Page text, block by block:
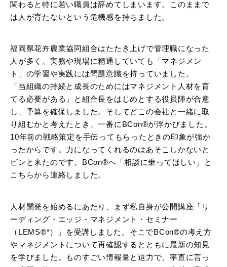
関わると特に若い職員は辞めてしまいます。このままで
は人が育たないという危機感を持ちました。
福岡県花卉農業協同組合はたたき上げで管理職になった
人が多く、実務や現場に精通していても「マネジメン
ト」の学習や実践には問題意識を持っていました。
「当組織の持続と成長のためにはマネジメント人材を育
てる必要がある」と組合長をはじめとする役員陣が合意
し、予算を確保しました。そしてどこの会社と一緒に取
り組むかと考えたとき、一番にBCon®が浮かびました。
10年前の戦略策定を手伝ってもらったときの印象が強か
ったからです。力になってくれるのはあそこしかないと
ピンと来たのです。BCon®へ「相談に乗ってほしい」と
こちらから連絡しました。
人材開発を始めるにあたり、まず私自身が公開講座「リ
ーディング・エッジ・マネジメント・セミナー
（LEMS®*）」を受講しました。そこでBCon®の考え方
やマネジメントについて再確認するとともに最新の知見
を学びました。ものすごい情報量と迫力で、率直に言っ